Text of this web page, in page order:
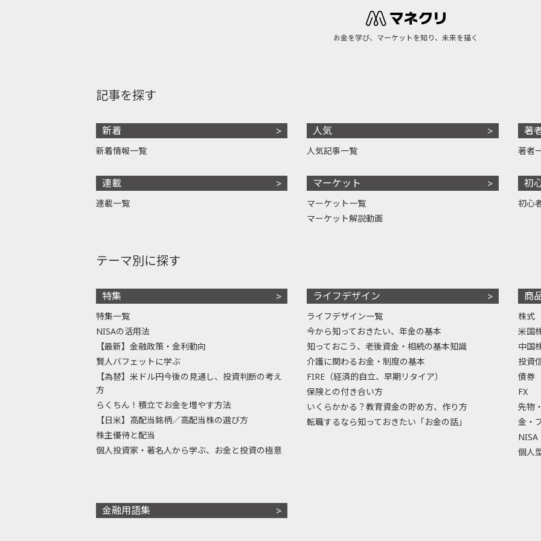
お金を学び、マーケットを知り、未来を描く
記事を探す
新着
新着情報一覧
連載
連載一覧
人気
人気記事一覧
マーケット
マーケット一覧
マーケット解説動画
著
著者
初
初心
テーマ別に探す
特集
特集一覧
NISAの活用法
【最新】金融政策・金利動向
賢人バフェットに学ぶ
【為替】米ドル円今後の見通し、投資判断の考え
方
らくちん！積立でお金を増やす方法
【日米】高配当銘柄／高配当株の選び方
株主優待と配当
個人投資家・著名人から学ぶ、お金と投資の極意
ライフデザイン
ライフデザイン一覧
今から知っておきたい、年金の基本
知っておこう、老後資金・相続の基本知識
介護に関わるお金・制度の基本
FIRE（経済的自立、早期リタイア）
保険との付き合い方
いくらかかる？教育資金の貯め方、作り方
転職するなら知っておきたい「お金の話」
商
株式
米国
中国
投資
債券
FX
先物
金・
NISA
個人
金融用語集